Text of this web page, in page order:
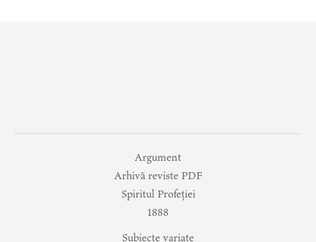
Argument
Arhivă reviste PDF
Spiritul Profeției
1888
Subiecte variate